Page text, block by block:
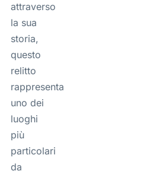
attraverso
la sua
storia,
questo
relitto
rappresenta
uno dei
luoghi
più
particolari
da